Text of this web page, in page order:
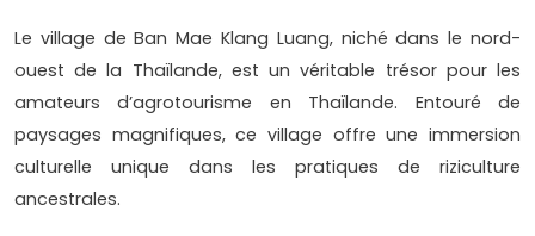
Le village de Ban Mae Klang Luang, niché dans le nord-
ouest de la Thaïlande, est un véritable trésor pour les
amateurs d’agrotourisme en Thaïlande. Entouré de
paysages magnifiques, ce village offre une immersion
culturelle unique dans les pratiques de riziculture
ancestrales.